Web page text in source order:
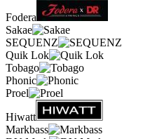
Fodera
Sakae
SEQUENZ
Quik Lok
Tobago
Phonic
Proel
Hiwatt
Markbass